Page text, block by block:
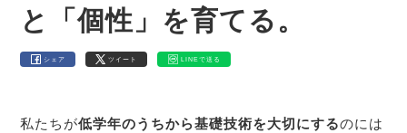
と「個性」を育てる。
シェア ツイート LINEで送る
私たちが低学年のうちから基礎技術を大切にするのには